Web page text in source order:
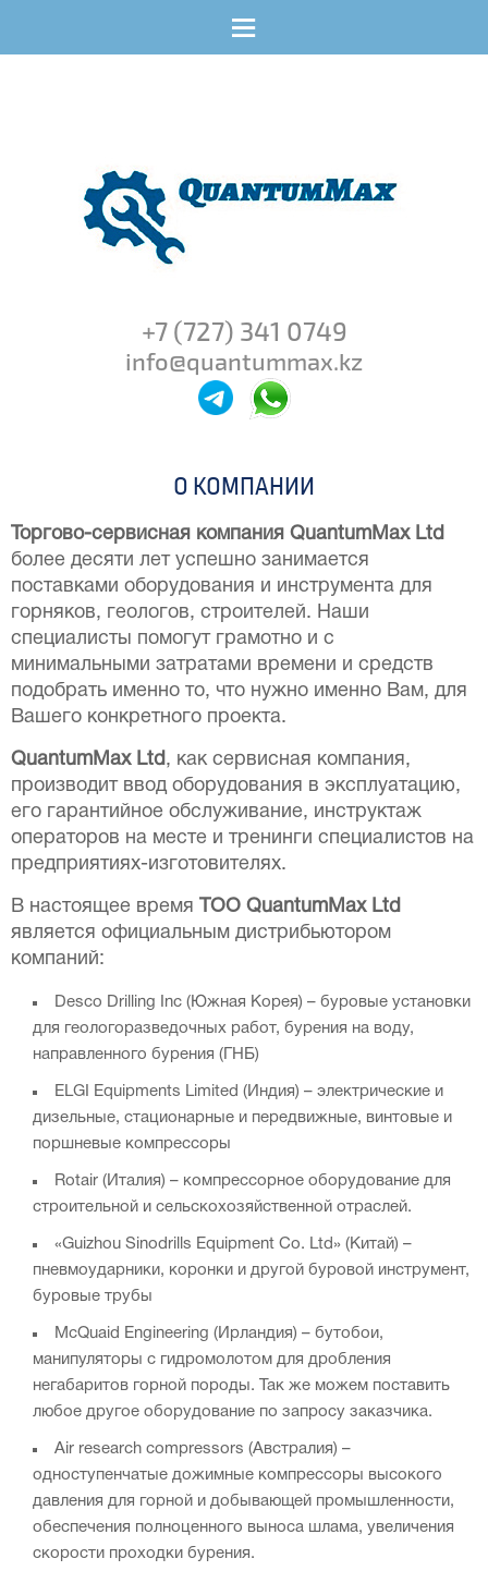
+7 (727) 341 0749
info@quantummax.kz
О КОМПАНИИ
Торгово-сервисная компания QuantumMax Ltd
более десяти лет успешно занимается
поставками оборудования и инструмента для
горняков, геологов, строителей. Наши
специалисты помогут грамотно и с
минимальными затратами времени и средств
подобрать именно то, что нужно именно Вам, для
Вашего конкретного проекта.
QuantumMax Ltd , как сервисная компания,
производит ввод оборудования в эксплуатацию,
его гарантийное обслуживание, инструктаж
операторов на месте и тренинги специалистов на
предприятиях-изготовителях.
В настоящее время
ТОО QuantumMax Ltd
является официальным дистрибьютором
компаний:
Desco Drilling Inc (Южная Корея) – буровые установки
для геологоразведочных работ, бурения на воду,
направленного бурения (ГНБ)
ELGI Equipments Limited (Индия) – электрические и
дизельные, стационарные и передвижные, винтовые и
поршневые компрессоры
Rotair (Италия) – компрессорное оборудование для
строительной и сельскохозяйственной отраслей.
«Guizhou Sinodrills Equipment Co. Ltd» (Китай) –
пневмоударники, коронки и другой буровой инструмент,
буровые трубы
McQuaid Engineering (Ирландия) – бутобои,
манипуляторы с гидромолотом для дробления
негабаритов горной породы. Так же можем поставить
любое другое оборудование по запросу заказчика.
Air research compressors (Австралия) –
одноступенчатые дожимные компрессоры высокого
давления для горной и добывающей промышленности,
обеспечения полноценного выноса шлама, увеличения
скорости проходки бурения.